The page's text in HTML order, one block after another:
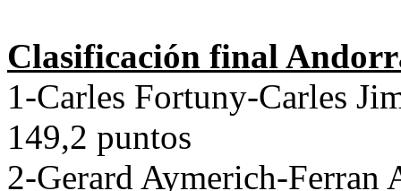
Clasificación final
1-Carles Fortuny-Carles
149,2 puntos
2-Gerard Aymerich-